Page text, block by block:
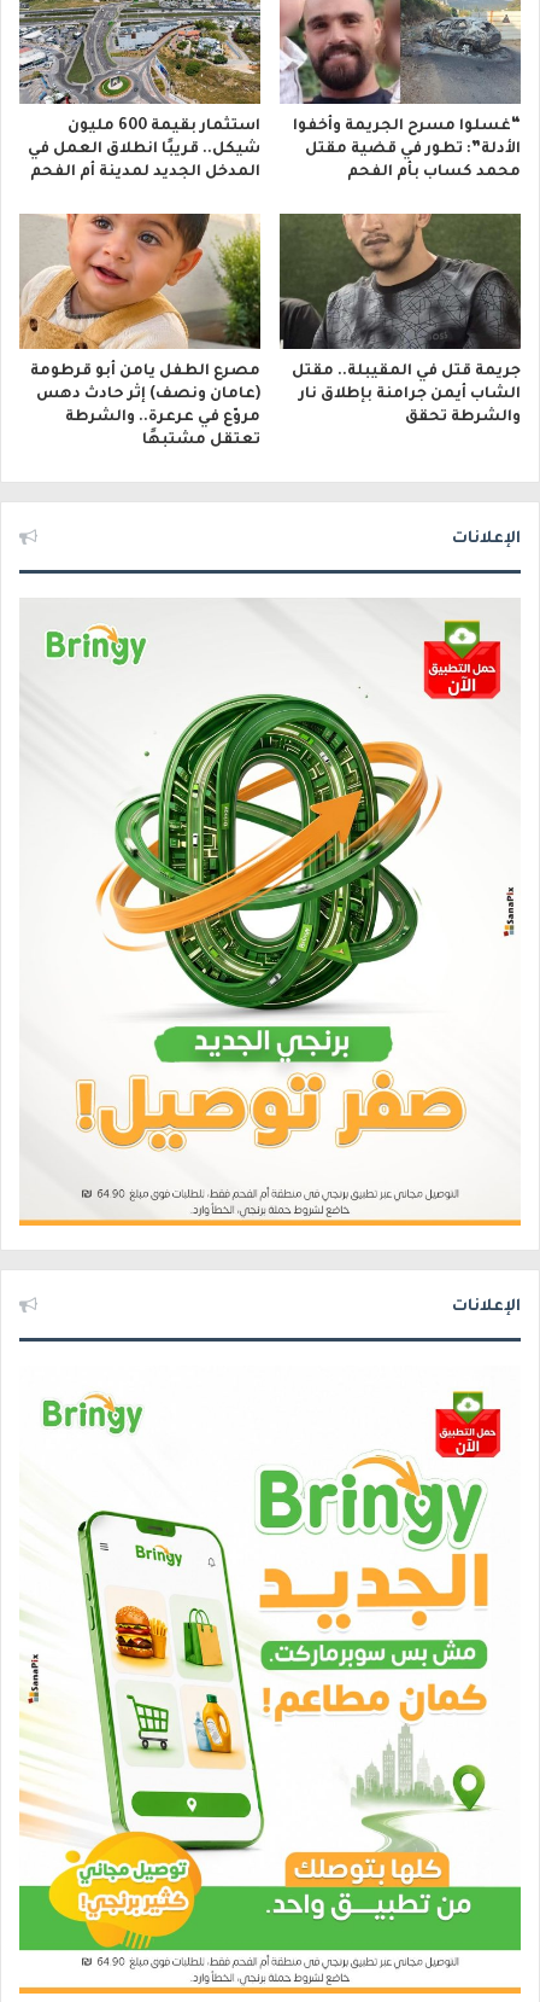
“غسلوا مسرح الجريمة وأخفوا
الأدلة”: تطور في قضية مقتل
محمد كساب بأم الفحم
استثمار بقيمة 600 مليون
شيكل.. قريبًا انطلاق العمل في
المدخل الجديد لمدينة أم الفحم
جريمة قتل في المقيبلة.. مقتل
الشاب أيمن جرامنة بإطلاق نار
والشرطة تحقق
مصرع الطفل يامن أبو قرطومة
(عامان ونصف) إثر حادث دهس
مروّع في عرعرة.. والشرطة
تعتقل مشتبهًا
الإعلانات
الإعلانات